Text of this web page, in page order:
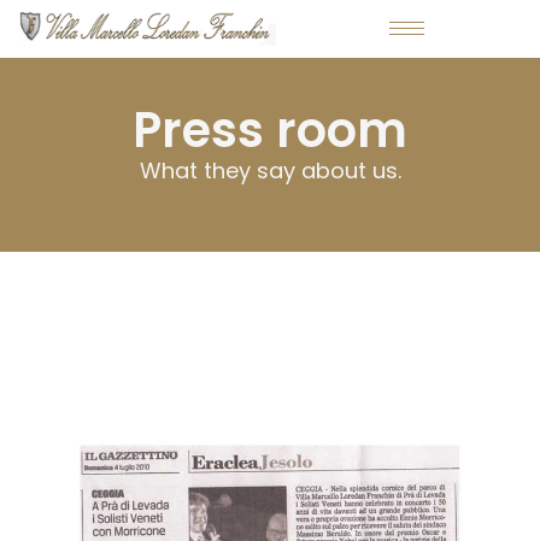
Press room
What they say about us.